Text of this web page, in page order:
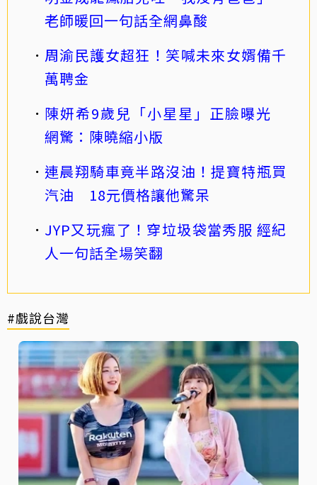
老師暖回一句話全網鼻酸
周渝民護女超狂！笑喊未來女婿備千
萬聘金
陳妍希9歲兒「小星星」正臉曝光
網驚：陳曉縮小版
連晨翔騎車竟半路沒油！提寶特瓶買
汽油 18元價格讓他驚呆
JYP又玩瘋了！穿垃圾袋當秀服 經紀
人一句話全場笑翻
#戲說台灣